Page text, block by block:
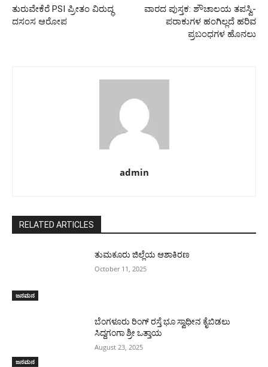
ತುರುವೇಕೆರೆ PSI ಪ್ರೀತಂ ವಿರುದ್ಧ
ದಸಂಸ ಆರೋಪ
ವಾರದ ಪುಸ್ತಕ: ಶೌಚಾಲಯ ತಪಸ್ವಿ-
ಪರಾಕುಗಳ ಹಂಗಿಲ್ಲದೆ ಹರಿವ
ಪ್ರಬಂಧಗಳ ಹೊನಲು
admin
RELATED ARTICLES
ಜನಮನ
ತುಮಕೂರು ಜಿಲ್ಲೆಯ ಆಶಾಕಿರಣ
October 11, 2025
ಜನಮನ
ಬೆಂಗಳೂರು ರಿಂಗ್ ರಸ್ತೆ ಭೂ ಸ್ವಾಧೀನ ಕೈಬಿಡಲು
ಸಿದ್ದಗಂಗಾ ಶ್ರೀ ಒತ್ತಾಯ
August 23, 2025